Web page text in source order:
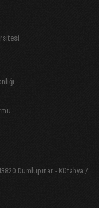
Dumlupınar - Kütahya /